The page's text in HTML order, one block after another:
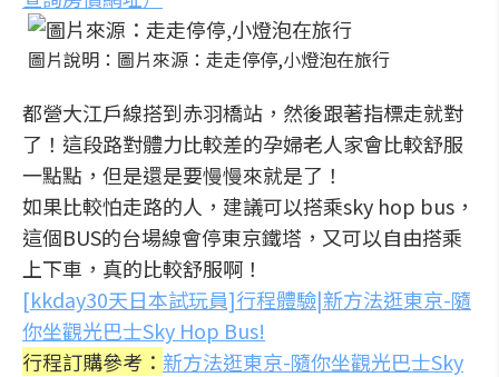
圖片說明：圖片來源：走走停停,小燈泡在旅行
都營大江戶線搭到赤羽橋站，然後跟著指標走就對
了！這段路對體力比較差的孕婦老人家會比較舒服
一點點，但是還是要慢慢來就是了！
如果比較怕走路的人，建議可以搭乘sky hop bus，
這個BUS的台場線會停東京鐵塔，又可以自由搭乘
上下車，真的比較舒服啊！
[kkday30天日本試玩員]行程體驗|新方法逛東京-隨
你坐觀光巴士Sky Hop Bus!
行程訂購參考： 新方法逛東京-隨你坐觀光巴士Sky